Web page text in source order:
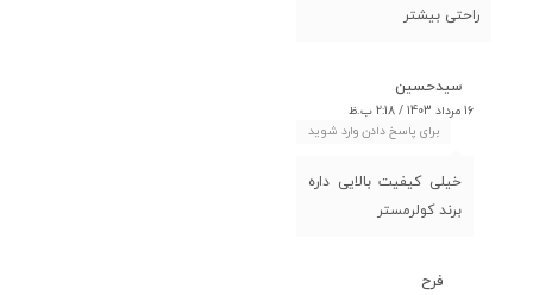
راحتی بیشتر
سیدحسین
16 مرداد 1403 / 2:18 ب.ظ
برای پاسخ دادن وارد شوید
خیلی کیفیت بالایی داره
برند کولرمستر
فرح